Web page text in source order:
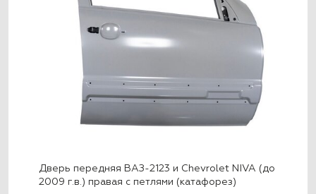
Дверь передняя ВАЗ-2123 и Chevrolet NIVA (до
2009 г.в.) правая с петлями (катафорез)